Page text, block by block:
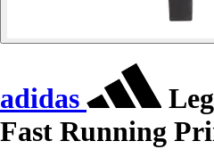
adidas
Fast Running